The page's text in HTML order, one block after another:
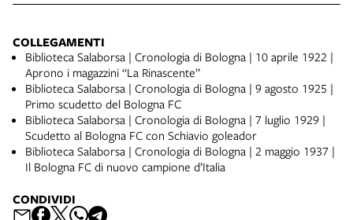
COLLEGAMENTI
Biblioteca Salaborsa | Cronologia di Bologna | 10 aprile 1922 |
Aprono i magazzini “La Rinascente”
Biblioteca Salaborsa | Cronologia di Bologna | 9 agosto 1925 |
Primo scudetto del Bologna FC
Biblioteca Salaborsa | Cronologia di Bologna | 7 luglio 1929 |
Scudetto al Bologna FC con Schiavio goleador
Biblioteca Salaborsa | Cronologia di Bologna | 2 maggio 1937 |
Il Bologna FC di nuovo campione d’Italia
CONDIVIDI